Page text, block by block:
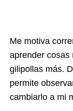
Me motiva
aprender cosas
gilipollas más.
permite
cambiarlo a mi